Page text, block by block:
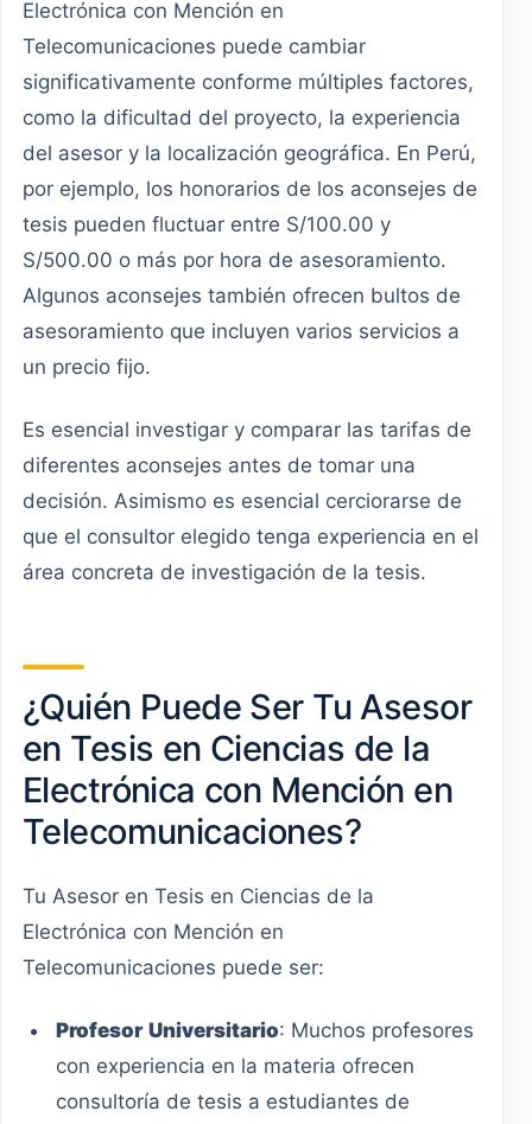
Electrónica con Mención en
Telecomunicaciones puede cambiar
significativamente conforme múltiples factores,
como la dificultad del proyecto, la experiencia
del asesor y la localización geográfica. En Perú,
por ejemplo, los honorarios de los aconsejes de
tesis pueden fluctuar entre S/100.00 y
S/500.00 o más por hora de asesoramiento.
Algunos aconsejes también ofrecen bultos de
asesoramiento que incluyen varios servicios a
un precio fijo.
Es esencial investigar y comparar las tarifas de
diferentes aconsejes antes de tomar una
decisión. Asimismo es esencial cerciorarse de
que el consultor elegido tenga experiencia en el
área concreta de investigación de la tesis.
¿Quién Puede Ser Tu Asesor
en Tesis en Ciencias de la
Electrónica con Mención en
Telecomunicaciones?
Tu Asesor en Tesis en Ciencias de la
Electrónica con Mención en
Telecomunicaciones puede ser:
Profesor Universitario: Muchos profesores
con experiencia en la materia ofrecen
consultoría de tesis a estudiantes de